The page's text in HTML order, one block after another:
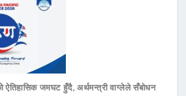
ऐतिहासिक जमघट हुँदै, अर्थमन्त्री वाग्लेले सँबोधन